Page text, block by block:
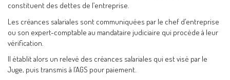
constituent des dettes de l’entreprise.
Les créances salariales sont communiquées par le chef d’entreprise
ou son expert-comptable au mandataire judiciaire qui procède à leur
vérification.
Il établit alors un relevé des créances salariales qui est visé par le
Juge, puis transmis à l’AGS pour paiement.